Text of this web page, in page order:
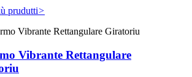
prudutti>
Vibrante Rettangulare